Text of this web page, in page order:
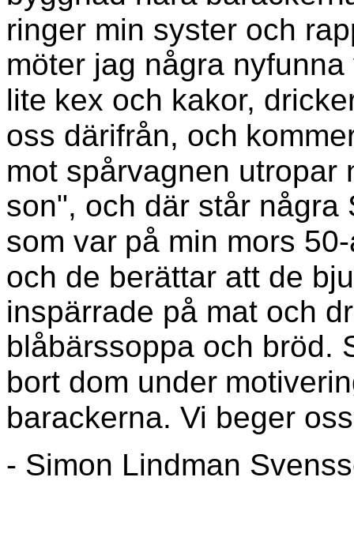
ringer min syster och
möter jag några
lite kex och kakor,
oss därifrån, och
mot spårvagnen utropar
son", och där står några
som var på min mors
och de berättar att de
inspärrade på mat och
blåbärssoppa och bröd.
bort dom under
barackerna. Vi beger
- Simon Lindman